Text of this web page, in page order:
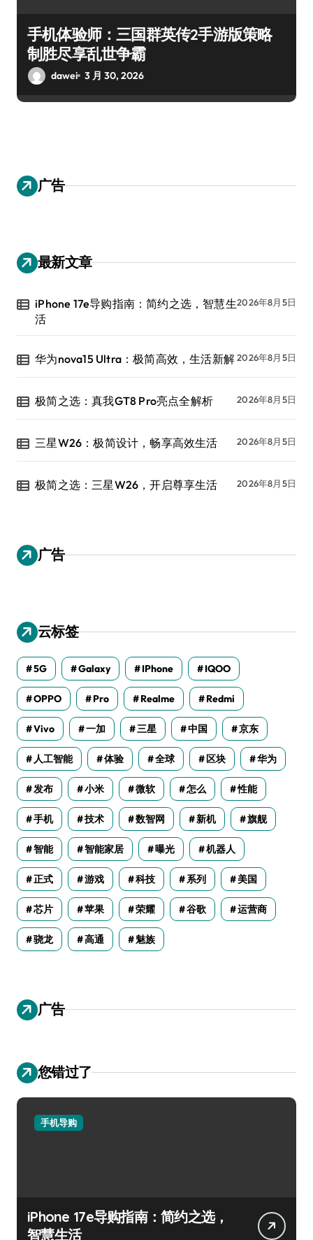
手机体验师：三国群英传2手游版策略
制胜尽享乱世争霸
dawei 3 月 30, 2026
广告
最新文章
iPhone 17e导购指南：简约之选，智慧生
活
2026年8月5日
华为nova15 Ultra：极简高效，生活新解2026年8月5日
极简之选：真我GT8 Pro亮点全解析 2026年8月5日
三星W26：极简设计，畅享高效生活 2026年8月5日
极简之选：三星W26，开启尊享生活 2026年8月5日
广告
云标签
5G Galaxy IPhone IQOO
OPPO Pro Realme Redmi
Vivo 一加 三星 中国 京东
人工智能 体验 全球 区块 华为
发布 小米 微软 怎么 性能
手机 技术 数智网 新机 旗舰
智能 智能家居 曝光 机器人
正式 游戏 科技 系列 美国
芯片 苹果 荣耀 谷歌 运营商
骁龙 高通 魅族
广告
您错过了
手机导购
iPhone 17e导购指南：简约之选，
智慧生活